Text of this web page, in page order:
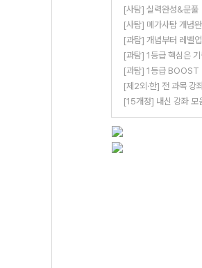
[사탐] 실력완성&문풀
[사탐] 메가사탐 개념
[과탐] 개념부터 레벨업
[과탐] 1등급 핵심은
[과탐] 1등급 BOOST
[제2외·한] 전 과목 강
[15개정] 내신 강좌 모